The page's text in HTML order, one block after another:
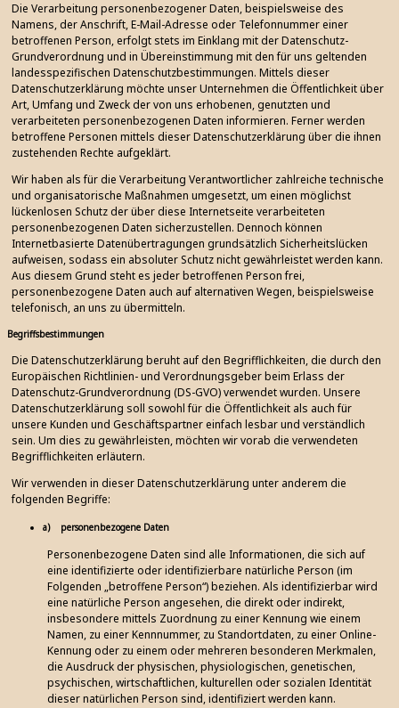
Die Verarbeitung personenbezogener Daten, beispielsweise des
Namens, der Anschrift, E-Mail-Adresse oder Telefonnummer einer
betroffenen Person, erfolgt stets im Einklang mit der Datenschutz-
Grundverordnung und in Übereinstimmung mit den für uns geltenden
landesspezifischen Datenschutzbestimmungen. Mittels dieser
Datenschutzerklärung möchte unser Unternehmen die Öffentlichkeit über
Art, Umfang und Zweck der von uns erhobenen, genutzten und
verarbeiteten personenbezogenen Daten informieren. Ferner werden
betroffene Personen mittels dieser Datenschutzerklärung über die ihnen
zustehenden Rechte aufgeklärt.
Wir haben als für die Verarbeitung Verantwortlicher zahlreiche technische
und organisatorische Maßnahmen umgesetzt, um einen möglichst
lückenlosen Schutz der über diese Internetseite verarbeiteten
personenbezogenen Daten sicherzustellen. Dennoch können
Internetbasierte Datenübertragungen grundsätzlich Sicherheitslücken
aufweisen, sodass ein absoluter Schutz nicht gewährleistet werden kann.
Aus diesem Grund steht es jeder betroffenen Person frei,
personenbezogene Daten auch auf alternativen Wegen, beispielsweise
telefonisch, an uns zu übermitteln.
Begriffsbestimmungen
Die Datenschutzerklärung beruht auf den Begrifflichkeiten, die durch den
Europäischen Richtlinien- und Verordnungsgeber beim Erlass der
Datenschutz-Grundverordnung (DS-GVO) verwendet wurden. Unsere
Datenschutzerklärung soll sowohl für die Öffentlichkeit als auch für
unsere Kunden und Geschäftspartner einfach lesbar und verständlich
sein. Um dies zu gewährleisten, möchten wir vorab die verwendeten
Begrifflichkeiten erläutern.
Wir verwenden in dieser Datenschutzerklärung unter anderem die
folgenden Begriffe:
a) personenbezogene Daten
Personenbezogene Daten sind alle Informationen, die sich auf
eine identifizierte oder identifizierbare natürliche Person (im
Folgenden „betroffene Person“) beziehen. Als identifizierbar wird
eine natürliche Person angesehen, die direkt oder indirekt,
insbesondere mittels Zuordnung zu einer Kennung wie einem
Namen, zu einer Kennnummer, zu Standortdaten, zu einer Online-
Kennung oder zu einem oder mehreren besonderen Merkmalen,
die Ausdruck der physischen, physiologischen, genetischen,
psychischen, wirtschaftlichen, kulturellen oder sozialen Identität
dieser natürlichen Person sind, identifiziert werden kann.